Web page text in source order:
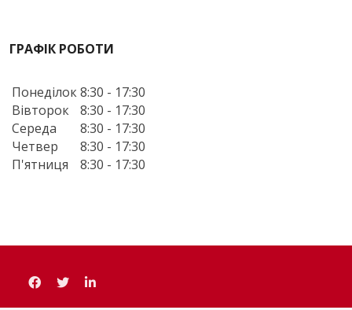
ГРАФІК РОБОТИ
Понеділок8:30 - 17:30
Вівторок
8:30 - 17:30
Середа
8:30 - 17:30
Четвер
8:30 - 17:30
П'ятниця
8:30 - 17:30